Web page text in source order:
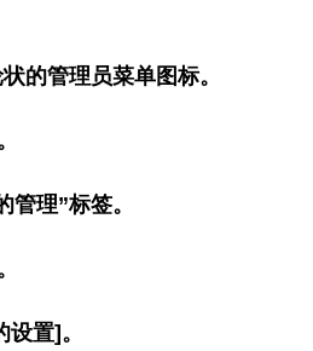
的管理员菜单图标。
管理”标签。
置]。